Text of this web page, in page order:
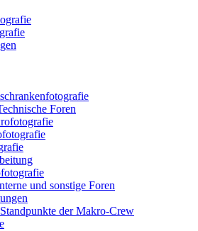
Foren
und sonstige Foren
der Makro-Crew